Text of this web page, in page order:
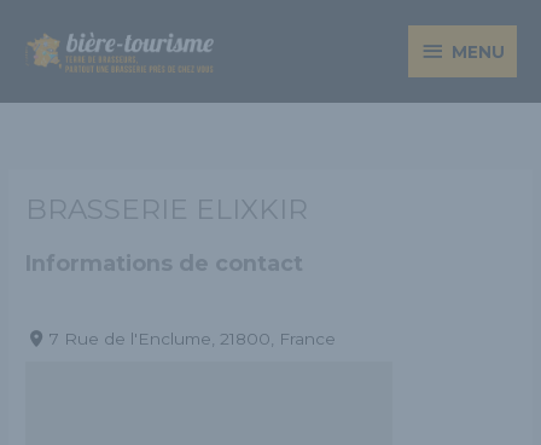
contenu
MENU
MENU
BRASSERIE ELIXKIR
Informations de contact
7 Rue de l'Enclume, 21800, France